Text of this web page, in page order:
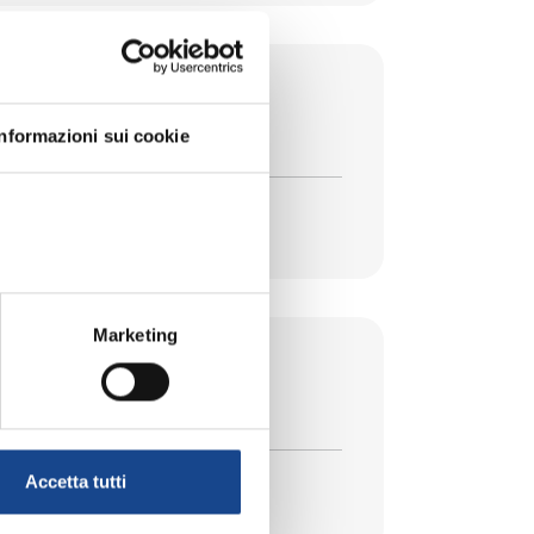
sui cookie
Marketing
Accetta tutti
legge 74/2025